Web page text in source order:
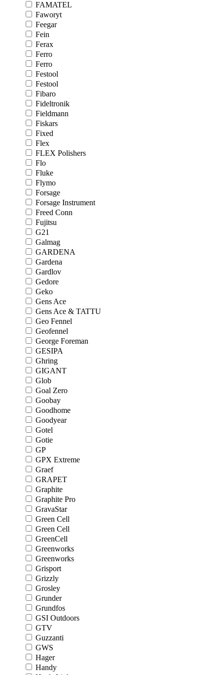
FAMATEL
Faworyt
Feegar
Fein
Ferax
Ferro
Ferro
Festool
Festool
Fibaro
Fideltronik
Fieldmann
Fiskars
Fixed
Flex
FLEX Polishers
Flo
Fluke
Flymo
Forsage
Forsage Instrument
Freed Conn
Fujitsu
G21
Galmag
GARDENA
Gardena
Gardlov
Gedore
Geko
Gens Ace
Gens Ace & TATTU
Geo Fennel
Geofennel
George Foreman
GESIPA
Ghring
GIGANT
Glob
Goal Zero
Goobay
Goodhome
Goodyear
Gotel
Gotie
GP
GPX Extreme
Graef
GRAPET
Graphite
Graphite Pro
GravaStar
Green Cell
Green Cell
GreenCell
Greenworks
Greenworks
Grisport
Grizzly
Grosley
Grunder
Grundfos
GSI Outdoors
GTV
Guzzanti
GWS
Hager
Handy